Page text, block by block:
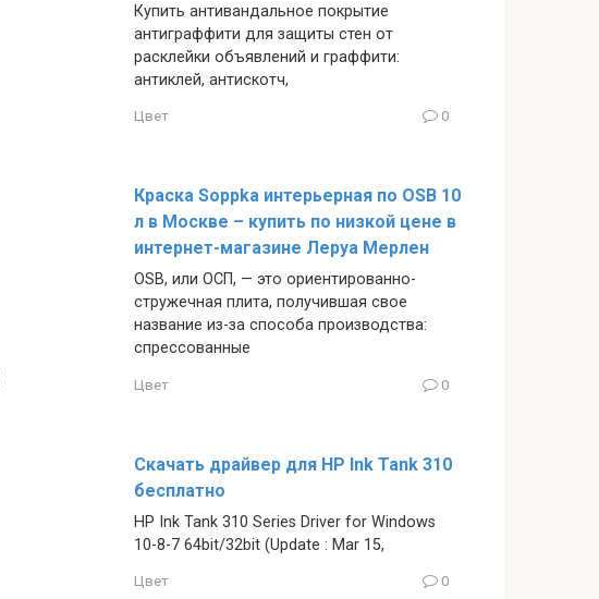
Купить антивандальное покрытие
антиграффити для защиты стен от
расклейки объявлений и граффити:
антиклей, антискотч,
Цвет 0
Краска Soppka интерьерная по OSB 10
л в Москве – купить по низкой цене в
интернет-магазине Леруа Мерлен
OSB, или ОСП, — это ориентированно-
стружечная плита, получившая свое
название из-за способа производства:
спрессованные
Цвет 0
Скачать драйвер для HP Ink Tank 310
бесплатно
HP Ink Tank 310 Series Driver for Windows
10-8-7 64bit/32bit (Update : Mar 15,
Цвет 0